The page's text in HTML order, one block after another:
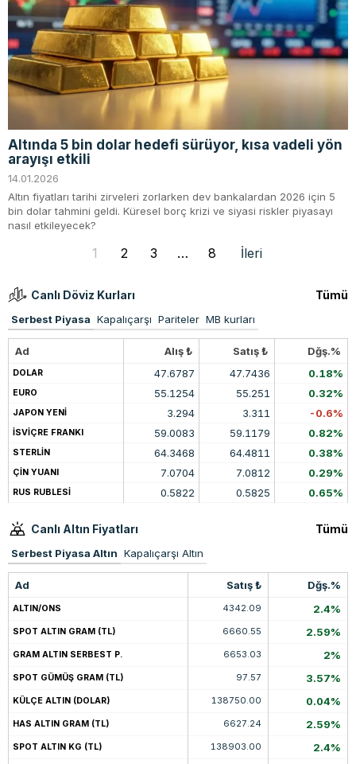
Altında 5 bin dolar hedefi sürüyor, kısa vadeli yön
arayışı etkili
14.01.2026
Altın fiyatları tarihi zirveleri zorlarken dev bankalardan 2026 için 5
bin dolar tahmini geldi. Küresel borç krizi ve siyasi riskler piyasayı
nasıl etkileyecek?
1 2 3 … 8 İleri
Canlı Döviz Kurları Tümü
Serbest Piyasa Kapalıçarşı Pariteler MB kurları
Ad Alış ₺ Satış ₺ Dğş.%
DOLAR 47.6787 47.7436 0.18%
EURO 55.1254 55.251 0.32%
JAPON YENİ 3.294 3.311 -0.6%
İSVİÇRE FRANKI 59.0083 59.1179 0.82%
STERLİN 64.3468 64.4811 0.38%
ÇİN YUANI 7.0704 7.0812 0.29%
RUS RUBLESİ 0.5822 0.5825 0.65%
Canlı Altın Fiyatları Tümü
Serbest Piyasa Altın Kapalıçarşı Altın
Ad Satış ₺ Dğş.%
ALTIN/ONS 4342.09 2.4%
SPOT ALTIN GRAM (TL) 6660.55 2.59%
GRAM ALTIN SERBEST P. 6653.03 2%
SPOT GÜMÜŞ GRAM (TL) 97.57 3.57%
KÜLÇE ALTIN (DOLAR) 138750.00 0.04%
HAS ALTIN GRAM (TL) 6627.24 2.59%
SPOT ALTIN KG (TL) 138903.00 2.4%